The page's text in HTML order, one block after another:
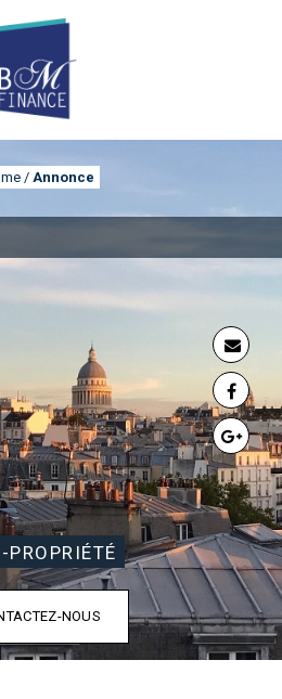
/ Annonce
PROPRIÉTÉ
NOUS